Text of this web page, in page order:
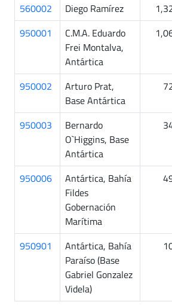
560002
Diego Ramírez
950001
C.M.A. Eduardo
Frei Montalva,
Antártica
950002
Arturo Prat,
Base Antártica
950003
Bernardo
O`Higgins, Base
Antártica
950006
Antártica, Bahía
Fildes
Gobernación
Marítima
950901
Antártica, Bahía
Paraíso (Base
Gabriel Gonzalez
Videla)